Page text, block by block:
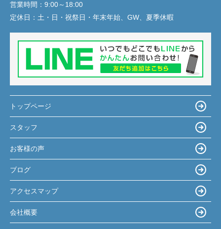
営業時間： 9:00～18:00
定休日： 土・日・祝祭日・年末年始、GW、夏季休暇
トップページ
スタッフ
お客様の声
ブログ
アクセスマップ
会社概要